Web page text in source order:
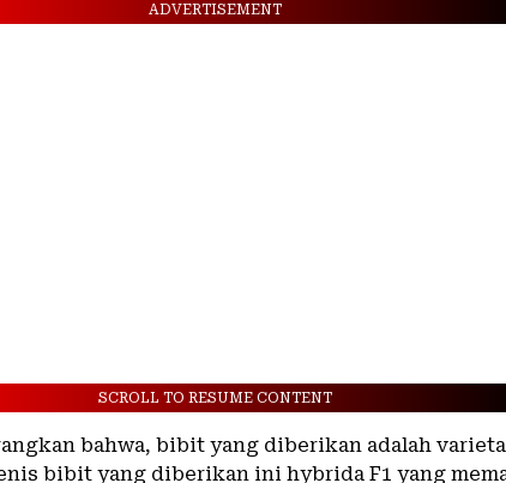
ADVERTISEMENT
SCROLL TO RESUME CONTENT
bahwa, bibit yang diberikan adalah
bibit yang diberikan ini hybrida F1 yang